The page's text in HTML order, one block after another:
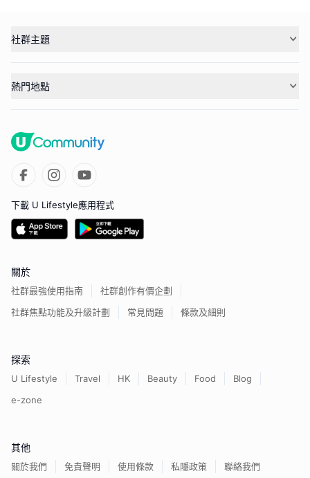
社群主題
熱門地點
下載 U Lifestyle應用程式
關於
社群最強使用指南
社群創作有價企劃
社群焦點功能及升級計劃
常見問題 條款及細則
探索
U Lifestyle Travel HK Beauty Food
Blog
e-zone
其他
關於我們 免責聲明 使用條款 私隱政策 聯絡我們